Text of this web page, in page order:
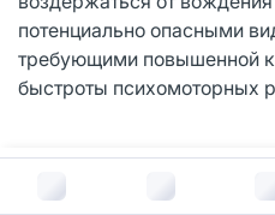
В корзину
потенциально опасными
требующими повышенной
быстроты психомоторных
Условия